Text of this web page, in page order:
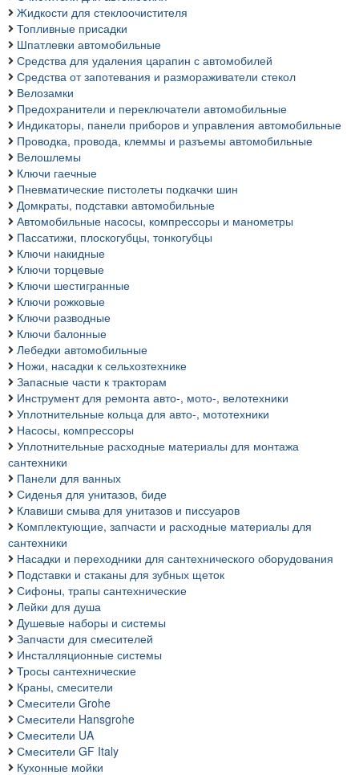
Жидкости для стеклоочистителя
Топливные присадки
Шпатлевки автомобильные
Средства для удаления царапин с автомобилей
Средства от запотевания и размораживатели стекол
Велозамки
Предохранители и переключатели автомобильные
Индикаторы, панели приборов и управления автомобильные
Проводка, провода, клеммы и разъемы автомобильные
Велошлемы
Ключи гаечные
Пневматические пистолеты подкачки шин
Домкраты, подставки автомобильные
Автомобильные насосы, компрессоры и манометры
Пассатижи, плоскогубцы, тонкогубцы
Ключи накидные
Ключи торцевые
Ключи шестигранные
Ключи рожковые
Ключи разводные
Ключи балонные
Лебедки автомобильные
Ножи, насадки к сельхозтехнике
Запасные части к тракторам
Инструмент для ремонта авто-, мото-, велотехники
Уплотнительные кольца для авто-, мототехники
Насосы, компрессоры
Уплотнительные расходные материалы для монтажа
сантехники
Панели для ванных
Сиденья для унитазов, биде
Клавиши смыва для унитазов и писсуаров
Комплектующие, запчасти и расходные материалы для
сантехники
Насадки и переходники для сантехнического оборудования
Подставки и стаканы для зубных щеток
Сифоны, трапы сантехнические
Лейки для душа
Душевые наборы и системы
Запчасти для смесителей
Инсталляционные системы
Тросы сантехнические
Краны, смесители
Смесители Grohe
Смесители Hansgrohe
Смесители UA
Смесители GF Italy
Кухонные мойки